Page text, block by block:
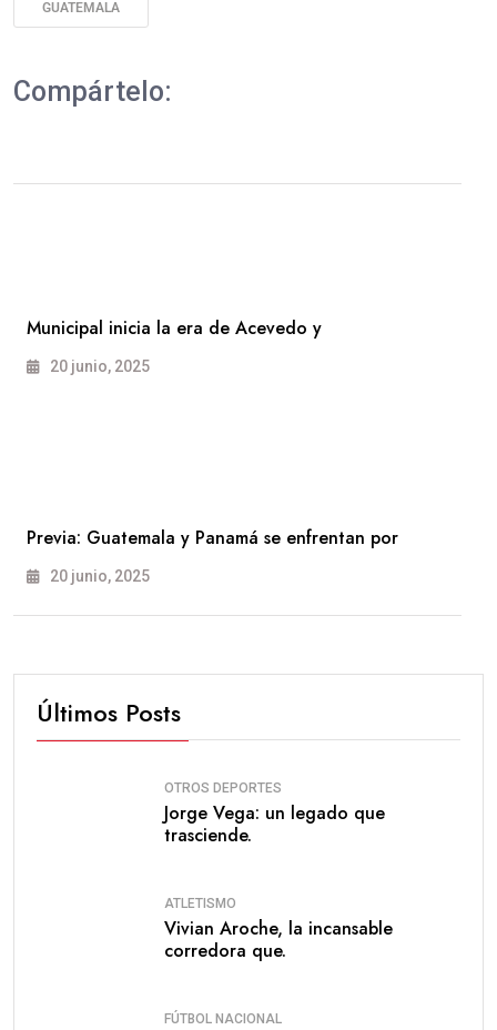
GUATEMALA
Compártelo:
Municipal inicia la era de Acevedo y
20 junio, 2025
Previa: Guatemala y Panamá se enfrentan por
20 junio, 2025
Últimos Posts
OTROS DEPORTES
Jorge Vega: un legado que
trasciende.
ATLETISMO
Vivian Aroche, la incansable
corredora que.
FÚTBOL NACIONAL